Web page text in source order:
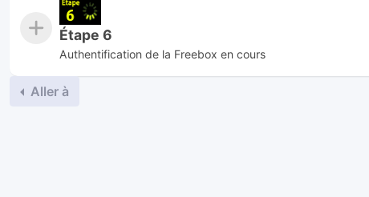
Étape 6
Authentification de la Freebox en cours
Aller à